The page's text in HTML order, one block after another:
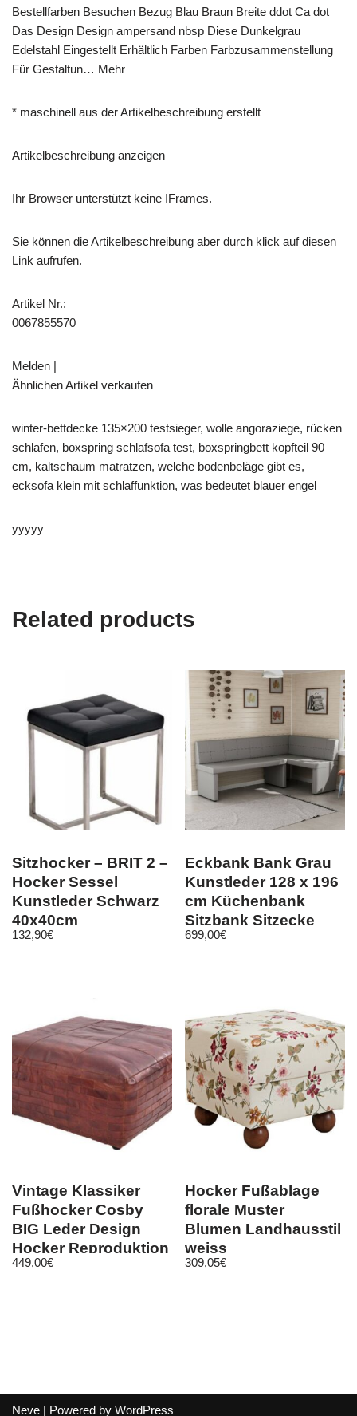
Bestellfarben Besuchen Bezug Blau Braun Breite ddot Ca dot
Das Design Design ampersand nbsp Diese Dunkelgrau
Edelstahl Eingestellt Erhältlich Farben Farbzusammenstellung
Für Gestaltun… Mehr
* maschinell aus der Artikelbeschreibung erstellt
Artikelbeschreibung anzeigen
Ihr Browser unterstützt keine IFrames.
Sie können die Artikelbeschreibung aber durch klick auf diesen
Link aufrufen.
Artikel Nr.:
0067855570
Melden |
Ähnlichen Artikel verkaufen
winter-bettdecke 135×200 testsieger, wolle angoraziege, rücken
schlafen, boxspring schlafsofa test, boxspringbett kopfteil 90
cm, kaltschaum matratzen, welche bodenbeläge gibt es,
ecksofa klein mit schlaffunktion, was bedeutet blauer engel
yyyyy
Related products
Sitzhocker – BRIT 2 –
Hocker Sessel
Kunstleder Schwarz
40x40cm
132,90€
Eckbank Bank Grau
Kunstleder 128 x 196
cm Küchenbank
Sitzbank Sitzecke
Essecke
699,00€
Vintage Klassiker
Fußhocker Cosby
BIG Leder Design
Hocker Reproduktion
ST-29
449,00€
Hocker Fußablage
florale Muster
Blumen Landhausstil
weiss
309,05€
Neve | Powered by WordPress